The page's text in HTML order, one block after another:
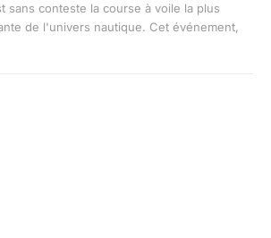
sans conteste la course à voile la plus
de l'univers nautique. Cet événement,